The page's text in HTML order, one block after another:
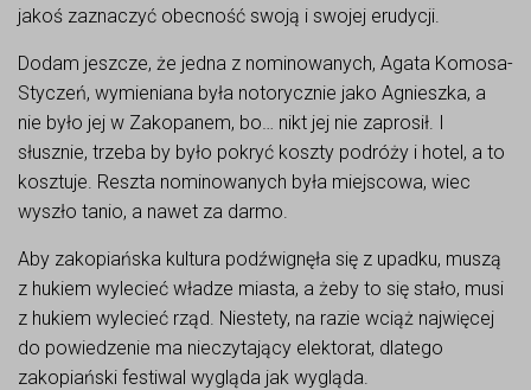
jakoś zaznaczyć obecność swoją i swojej erudycji.
Dodam jeszcze, że jedna z nominowanych, Agata Komosa-
Styczeń, wymieniana była notorycznie jako Agnieszka, a
nie było jej w Zakopanem, bo… nikt jej nie zaprosił. I
słusznie, trzeba by było pokryć koszty podróży i hotel, a to
kosztuje. Reszta nominowanych była miejscowa, wiec
wyszło tanio, a nawet za darmo.
Aby zakopiańska kultura podźwignęła się z upadku, muszą
z hukiem wylecieć władze miasta, a żeby to się stało, musi
z hukiem wylecieć rząd. Niestety, na razie wciąż najwięcej
do powiedzenie ma nieczytający elektorat, dlatego
zakopiański festiwal wygląda jak wygląda.